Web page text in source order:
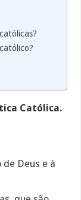
Católica.
Deus e à